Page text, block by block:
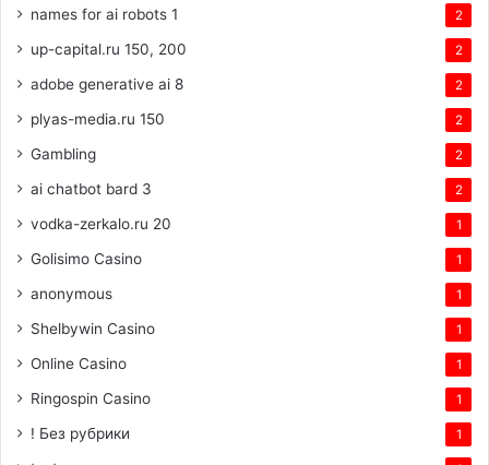
names for ai robots 1 2
up-capital.ru 150, 200 2
adobe generative ai 8 2
plyas-media.ru 150 2
Gambling 2
ai chatbot bard 3 2
vodka-zerkalo.ru 20 1
Golisimo Casino 1
anonymous 1
Shelbywin Casino 1
Online Casino 1
Ringospin Casino 1
! Без рубрики 1